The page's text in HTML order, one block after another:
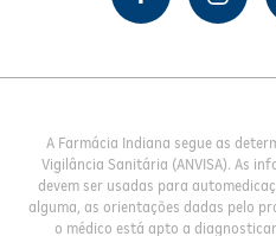
A Farmácia Indiana segue as
Vigilância Sanitária (ANVISA). As
devem ser usadas para
alguma, as orientações dadas pelo
o médico está apto a